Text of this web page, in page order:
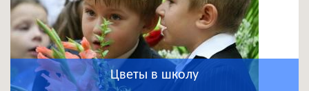
Цветы в школу